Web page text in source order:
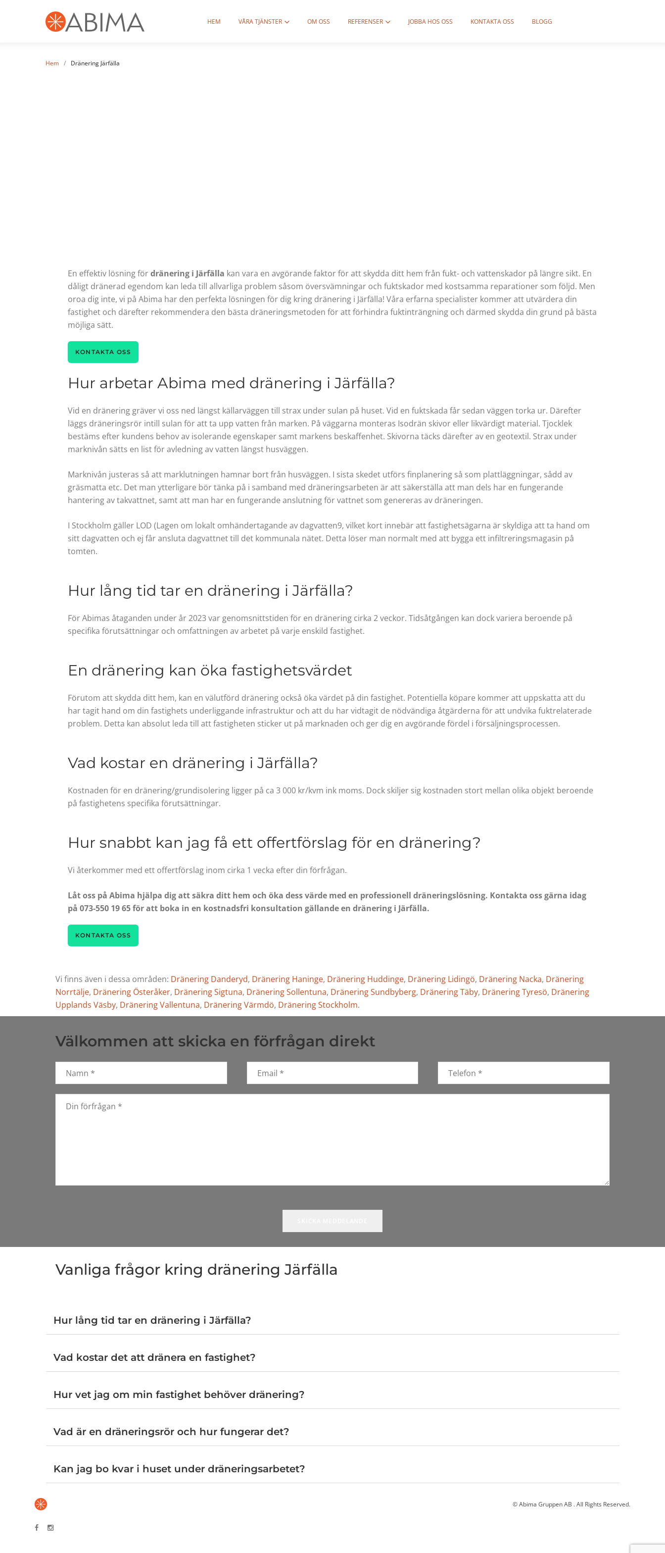
HEM VÅRA TJÄNSTER OM OSS REFERENSER JOBBA HOS OSS KONTAKTA OSS BLOGG
Hem / Dränering Järfälla
En effektiv lösning fördränering i Järfälla kan vara en avgörande faktor för att skydda ditt hem från fukt- och vattenskador på längre sikt. En
dåligt dränerad egendom kan leda till allvarliga problem såsom översvämningar och fuktskador med kostsamma reparationer som följd. Men
oroa dig inte, vi på Abima har den perfekta lösningen för dig kring dränering i Järfälla! Våra erfarna specialister kommer att utvärdera din
fastighet och därefter rekommendera den bästa dräneringsmetoden för att förhindra fuktinträngning och därmed skydda din grund på bästa
möjliga sätt.
KONTAKTA OSS
Hur arbetar Abima med dränering i Järfälla?
Vid en dränering gräver vi oss ned längst källarväggen till strax under sulan på huset. Vid en fuktskada får sedan väggen torka ur. Därefter
läggs dräneringsrör intill sulan för att ta upp vatten från marken. På väggarna monteras Isodrän skivor eller likvärdigt material. Tjocklek
bestäms efter kundens behov av isolerande egenskaper samt markens beskaffenhet. Skivorna täcks därefter av en geotextil. Strax under
marknivån sätts en list för avledning av vatten längst husväggen.
Marknivån justeras så att marklutningen hamnar bort från husväggen. I sista skedet utförs finplanering så som plattläggningar, sådd av
gräsmatta etc. Det man ytterligare bör tänka på i samband med dräneringsarbeten är att säkerställa att man dels har en fungerande
hantering av takvattnet, samt att man har en fungerande anslutning för vattnet som genereras av dräneringen.
I Stockholm gäller LOD (Lagen om lokalt omhändertagande av dagvatten9, vilket kort innebär att fastighetsägarna är skyldiga att ta hand om
sitt dagvatten och ej får ansluta dagvattnet till det kommunala nätet. Detta löser man normalt med att bygga ett infiltreringsmagasin på
tomten.
Hur lång tid tar en dränering i Järfälla?
För Abimas åtaganden under år 2023 var genomsnittstiden för en dränering cirka 2 veckor. Tidsåtgången kan dock variera beroende på
specifika förutsättningar och omfattningen av arbetet på varje enskild fastighet.
En dränering kan öka fastighetsvärdet
Förutom att skydda ditt hem, kan en välutförd dränering också öka värdet på din fastighet. Potentiella köpare kommer att uppskatta att du
har tagit hand om din fastighets underliggande infrastruktur och att du har vidtagit de nödvändiga åtgärderna för att undvika fuktrelaterade
problem. Detta kan absolut leda till att fastigheten sticker ut på marknaden och ger dig en avgörande fördel i försäljningsprocessen.
Vad kostar en dränering i Järfälla?
Kostnaden för en dränering/grundisolering ligger på ca 3 000 kr/kvm ink moms. Dock skiljer sig kostnaden stort mellan olika objekt beroende
på fastighetens specifika förutsättningar.
Hur snabbt kan jag få ett offertförslag för en dränering?
Vi återkommer med ett offertförslag inom cirka 1 vecka efter din förfrågan.
Låt oss på Abima hjälpa dig att säkra ditt hem och öka dess värde med en professionell dräneringslösning. Kontakta oss gärna idag
på 073-550 19 65för att boka in en kostnadsfri konsultation gällande en dränering i Järfälla.
KONTAKTA OSS
Vi finns även i dessa områden: Dränering Danderyd, Dränering Haninge, Dränering Huddinge, Dränering Lidingö, Dränering Nacka, Dränering
Norrtälje, Dränering Österåker, Dränering Sigtuna, Dränering Sollentuna, Dränering Sundbyberg, Dränering Täby, Dränering Tyresö, Dränering
Upplands Väsby, Dränering Vallentuna, Dränering Värmdö, Dränering Stockholm.
Välkommen att skicka en förfrågan direkt
Vanliga frågor kring dränering Järfälla
Hur lång tid tar en dränering i Järfälla?
Vad kostar det att dränera en fastighet?
Hur vet jag om min fastighet behöver dränering?
Vad är en dräneringsrör och hur fungerar det?
Kan jag bo kvar i huset under dräneringsarbetet?
© Abima Gruppen AB . All Rights Reserved.